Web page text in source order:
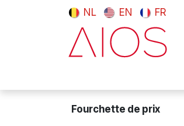
Se rendre au contenu
NL EN FR
Fourchette de prix